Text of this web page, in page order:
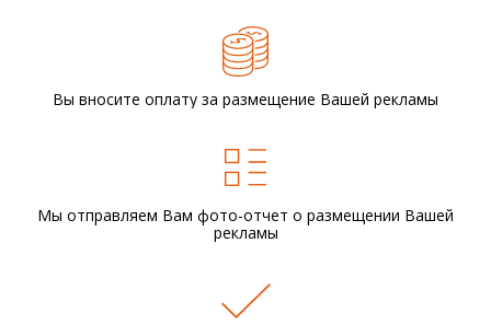
Вы вносите оплату за размещение Вашей рекламы
Мы отправляем Вам фото-отчет о размещении Вашей
рекламы